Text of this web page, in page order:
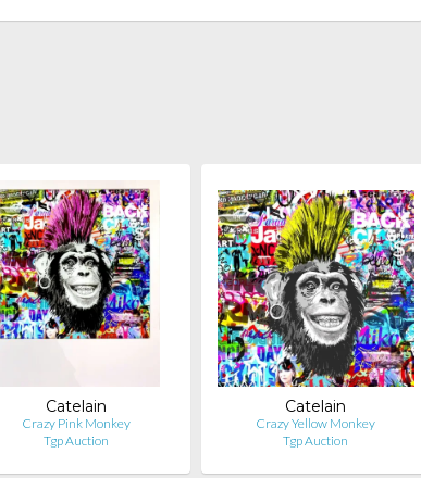
Catelain
Crazy Pink Monkey
Tgp Auction
Catelain
Crazy Yellow Monkey
Tgp Auction